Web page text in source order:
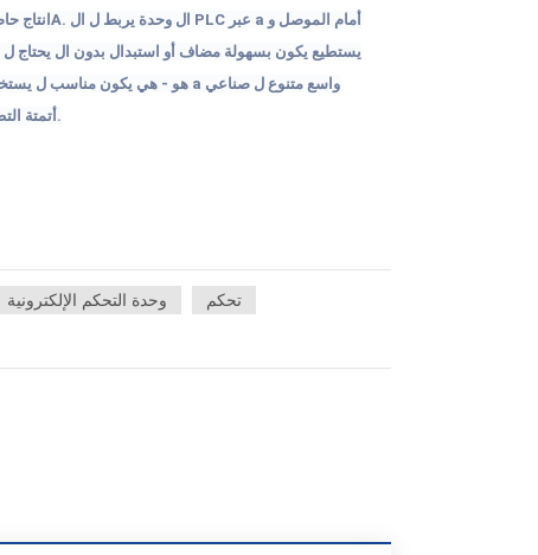
انتاجA. ال وحدة يربط ل ال PLC عبر a أمام الموصل و
يستطيع يكون بسهولة مضاف أو استبدال بدون ال يحتاج ل
هو - هي يكون مناسب ل a واسع متنوع ل صناعي
أتمتة.
وحدة التحكم الإلكترونية
تحكم